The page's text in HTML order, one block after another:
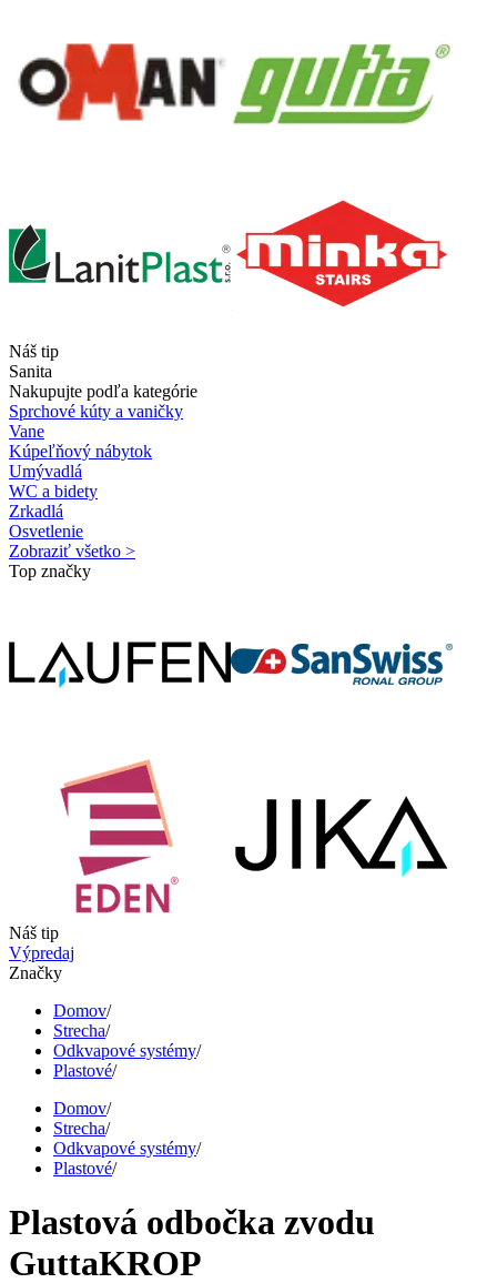
Náš tip
Sanita
Nakupujte podľa kategórie
Sprchové kúty a vaničky
Vane
Kúpeľňový nábytok
Umývadlá
WC a bidety
Zrkadlá
Osvetlenie
Zobraziť všetko >
Top značky
Náš tip
Výpredaj
Značky
Domov/
Strecha/
Odkvapové systémy/
Plastové/
Domov/
Strecha/
Odkvapové systémy/
Plastové/
Plastová odbočka zvodu
GuttaKROP